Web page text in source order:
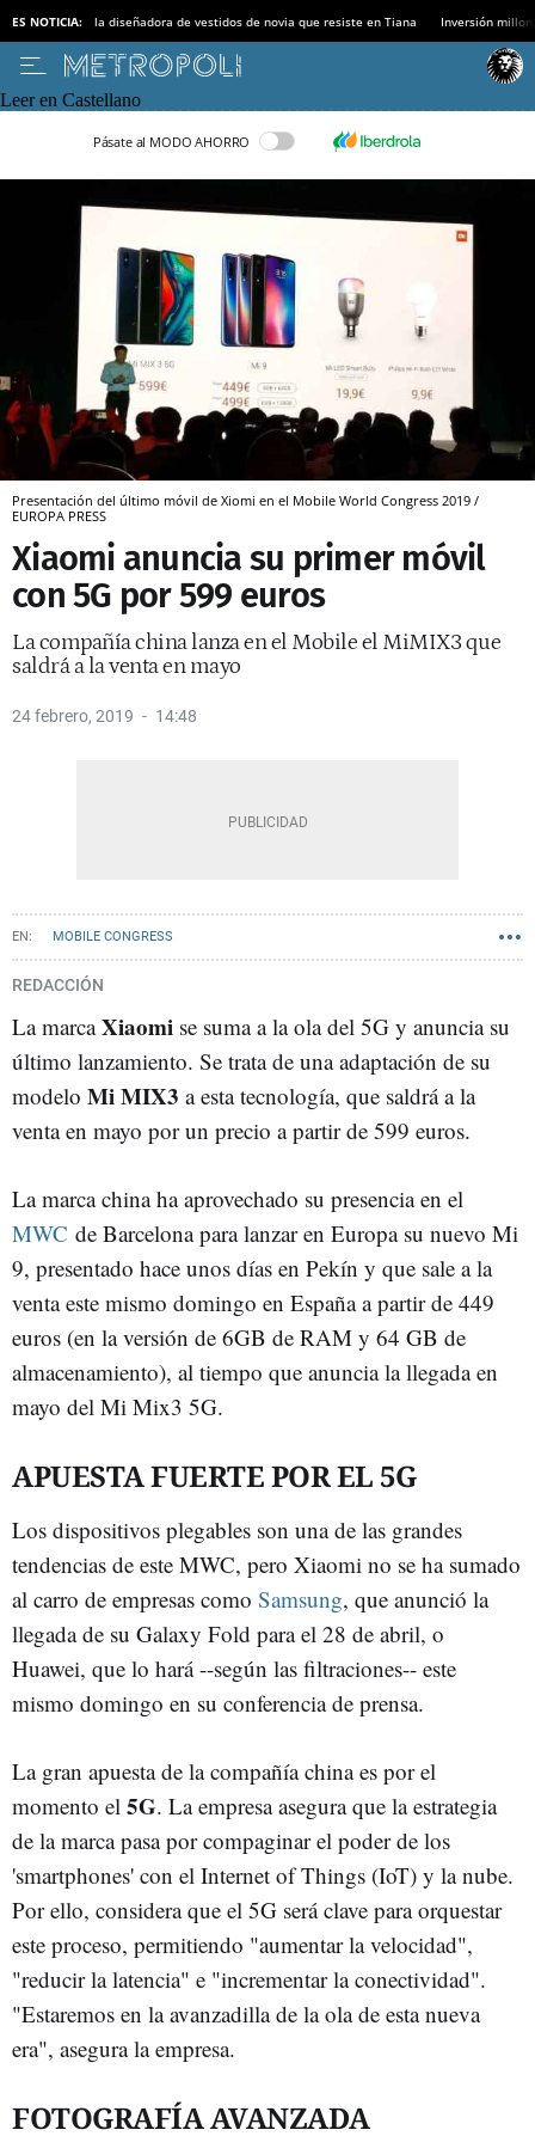
ES NOTICIA: la diseñadora de vestidos de novia que resiste en Tiana Inversión
Leer en Castellano
Pásate al MODO AHORRO
Presentación del último móvil de Xiomi en el Mobile World Congress 2019 /
EUROPA PRESS
Xiaomi anuncia su primer móvil
con 5G por 599 euros
La compañía china lanza en el Mobile el MiMIX3 que
saldrá a la venta en mayo
24 febrero, 2019 14:48
MOBILE CONGRESS
REDACCIÓN
La marcaXiaomi se suma a la ola del 5G y anuncia su
último lanzamiento. Se trata de una adaptación de su
modelo Mi MIX3 a esta tecnología, que saldrá a la
venta en mayo por un precio a partir de 599 euros.
La marca china ha aprovechado su presencia en el
MWC de Barcelona para lanzar en Europa su nuevo Mi
9, presentado hace unos días en Pekín y que sale a la
venta este mismo domingo en España a partir de 449
euros (en la versión de 6GB de RAM y 64 GB de
almacenamiento), al tiempo que anuncia la llegada en
mayo del Mi Mix3 5G.
APUESTA FUERTE POR EL 5G
Los dispositivos plegables son una de las grandes
tendencias de este MWC, pero Xiaomi no se ha sumado
al carro de empresas como Samsung, que anunció la
llegada de su Galaxy Fold para el 28 de abril, o
Huawei, que lo hará --según las filtraciones-- este
mismo domingo en su conferencia de prensa.
La gran apuesta de la compañía china es por el
momento el 5G. La empresa asegura que la estrategia
de la marca pasa por compaginar el poder de los
'smartphones' con el Internet of Things (IoT) y la nube.
Por ello, considera que el 5G será clave para orquestar
este proceso, permitiendo "aumentar la velocidad",
"reducir la latencia" e "incrementar la conectividad".
"Estaremos en la avanzadilla de la ola de esta nueva
era", asegura la empresa.
FOTOGRAFÍA AVANZADA